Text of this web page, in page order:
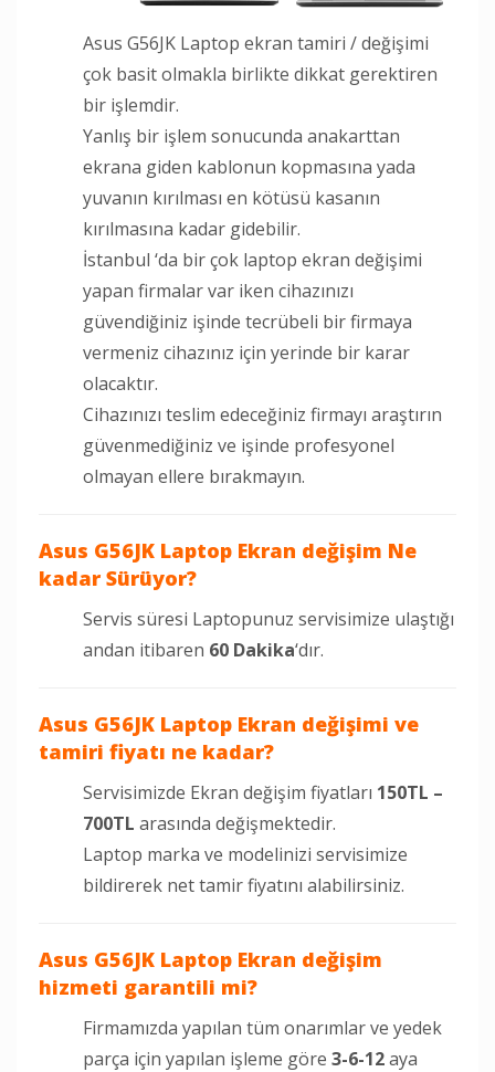
Asus G56JK Laptop ekran tamiri / değişimi
çok basit olmakla birlikte dikkat gerektiren
bir işlemdir.
Yanlış bir işlem sonucunda anakarttan
ekrana giden kablonun kopmasına yada
yuvanın kırılması en kötüsü kasanın
kırılmasına kadar gidebilir.
İstanbul ‘da bir çok laptop ekran değişimi
yapan firmalar var iken cihazınızı
güvendiğiniz işinde tecrübeli bir firmaya
vermeniz cihazınız için yerinde bir karar
olacaktır.
Cihazınızı teslim edeceğiniz firmayı araştırın
güvenmediğiniz ve işinde profesyonel
olmayan ellere bırakmayın.
Asus G56JK Laptop Ekran değişim Ne
kadar Sürüyor?
Servis süresi Laptopunuz servisimize ulaştığı
andan itibaren 60 Dakika‘dır.
Asus G56JK Laptop Ekran değişimi ve
tamiri fiyatı ne kadar?
Servisimizde Ekran değişim fiyatları 150TL –
700TL arasında değişmektedir.
Laptop marka ve modelinizi servisimize
bildirerek net tamir fiyatını alabilirsiniz.
Asus G56JK Laptop Ekran değişim
hizmeti garantili mi?
Firmamızda yapılan tüm onarımlar ve yedek
parça için yapılan işleme göre 3-6-12aya